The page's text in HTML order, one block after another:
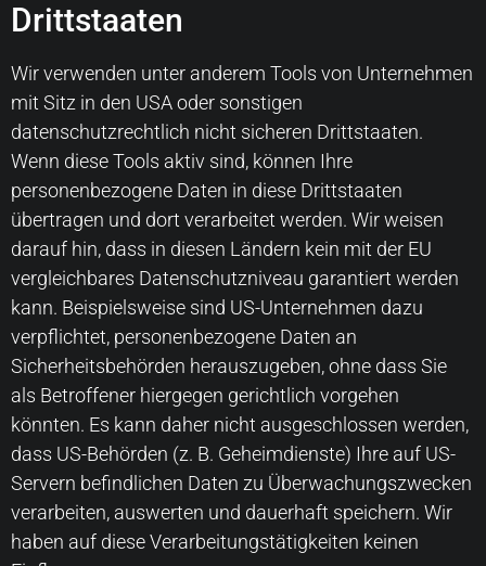
Drittstaaten
Wir verwenden unter anderem Tools von Unternehmen
mit Sitz in den USA oder sonstigen
datenschutzrechtlich nicht sicheren Drittstaaten.
Wenn diese Tools aktiv sind, können Ihre
personenbezogene Daten in diese Drittstaaten
übertragen und dort verarbeitet werden. Wir weisen
darauf hin, dass in diesen Ländern kein mit der EU
vergleichbares Datenschutzniveau garantiert werden
kann. Beispielsweise sind US-Unternehmen dazu
verpflichtet, personenbezogene Daten an
Sicherheitsbehörden herauszugeben, ohne dass Sie
als Betroffener hiergegen gerichtlich vorgehen
könnten. Es kann daher nicht ausgeschlossen werden,
dass US-Behörden (z. B. Geheimdienste) Ihre auf US-
Servern befindlichen Daten zu Überwachungszwecken
verarbeiten, auswerten und dauerhaft speichern. Wir
haben auf diese Verarbeitungstätigkeiten keinen